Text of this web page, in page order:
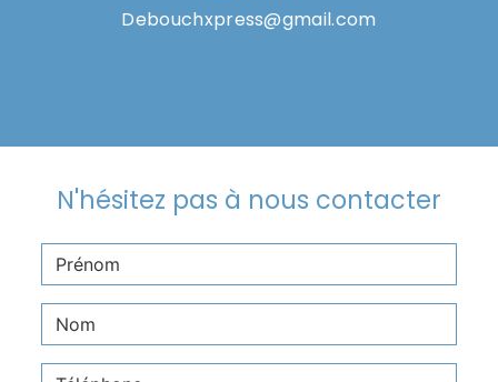
debouchxpress@gmail.com
N'hésitez pas à nous contacter